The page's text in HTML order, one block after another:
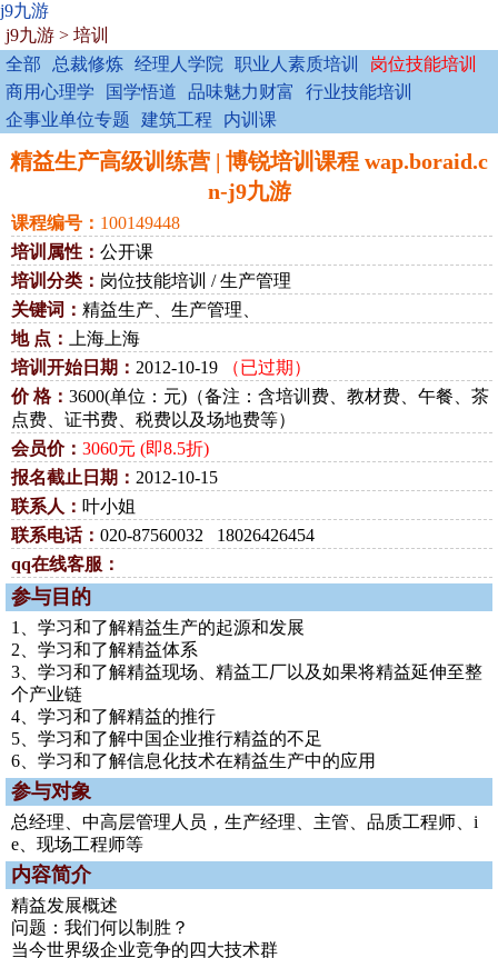
j9九游
j9九游 > 培训
全部
总裁修炼 经理人学院 职业人素质培训
岗位技能培训
商用心理学
国学悟道 品味魅力财富
行业技能培训
企事业单位专题
建筑工程 内训课
精益生产高级训练营 | 博锐培训课程 wap.boraid.c
n-j9九游
课程编号： 100149448
培训属性： 公开课
培训分类： 岗位技能培训 / 生产管理
关键词： 精益生产、生产管理、
地 点：
上海上海
培训开始日期： 2012-10-19
（已过期）
价 格： 3600(单位：元)（备注：含培训费、教材费、午餐、茶
点费、证书费、税费以及场地费等）
会员价： 3060元 (即8.5折)
报名截止日期： 2012-10-15
联系人： 叶小姐
联系电话： 020-87560032 18026426454
qq在线客服：
参与目的
1、学习和了解精益生产的起源和发展
2、学习和了解精益体系
3、学习和了解精益现场、精益工厂以及如果将精益延伸至整
个产业链
4、学习和了解精益的推行
5、学习和了解中国企业推行精益的不足
6、学习和了解信息化技术在精益生产中的应用
参与对象
总经理、中高层管理人员，生产经理、主管、品质工程师、i
e、现场工程师等
内容简介
精益发展概述
问题：我们何以制胜？
当今世界级企业竞争的四大技术群